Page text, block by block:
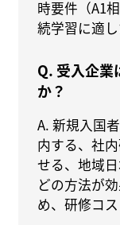
時要件（A1
続学習に適し
Q. 受入企業
か？
A. 新規入国
内する、社
せる、地域
どの方法が
め、研修コ